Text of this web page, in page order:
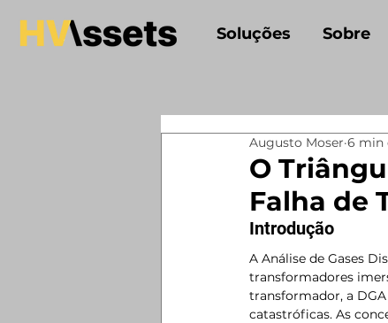
Soluções Sobre
O
Falha de
Augusto Moser 6 min
Introdução
A Análise de Gases
transformadores
transformador, a
catastróficas. As